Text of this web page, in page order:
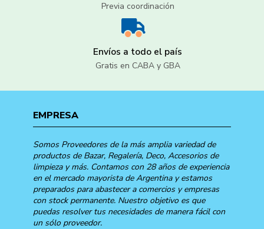
Previa coordinación
Envíos a todo el país
Gratis en CABA y GBA
EMPRESA
Somos Proveedores de la más amplia variedad de
productos de Bazar, Regalería, Deco, Accesorios de
limpieza y más. Contamos con 28 años de experiencia
en el mercado mayorista de Argentina y estamos
preparados para abastecer a comercios y empresas
con stock permanente. Nuestro objetivo es que
puedas resolver tus necesidades de manera fácil con
un sólo proveedor.